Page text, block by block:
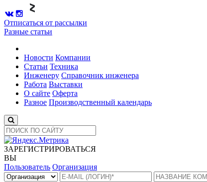
Отписаться от рассылки
Разные статьи
Новости Компании
Статьи Техника
Инженеру Справочник инженера
Работа Выставки
О сайте Оферта
Разное Производственный календарь
ЗАРЕГИСТРИРОВАТЬСЯ
ВЫ
Пользователь Организация